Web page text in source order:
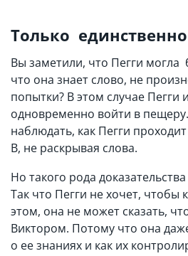
Только
Вы заметили, что Пегги могла
что она знает слово, не
попытки? В этом случае Пегги
одновременно войти в
наблюдать, как Пегги
В, не раскрывая слова.
Но такого рода
Так что Пегги не хочет, чтобы
этом, она не может сказать,
Виктором. Потому что она
о ее знаниях и как их